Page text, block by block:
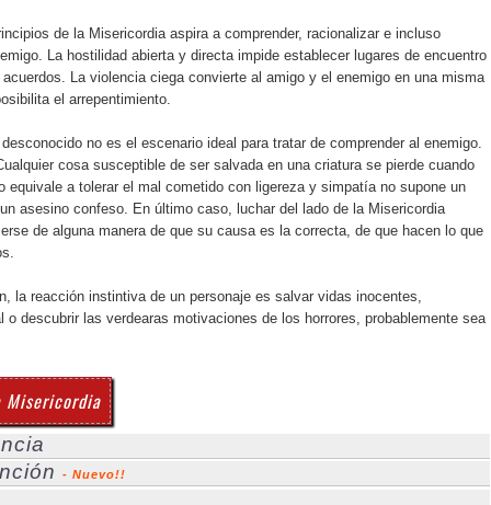
de la Misericordia aspira a comprender, racionalizar e incluso
La hostilidad abierta y directa impide establecer lugares de encuentro
La violencia ciega convierte al amigo y el enemigo en una misma
el arrepentimiento.
no es el escenario ideal para tratar de comprender al enemigo.
cosa susceptible de ser salvada en una criatura se pierde cuando
equivale a tolerar el mal cometido con ligereza y simpatía no supone un
asesino confeso. En último caso, luchar del lado de la Misericordia
de alguna manera de que su causa es la correcta, de que hacen lo que
la reacción instintiva de un personaje es salvar vidas inocentes,
o descubrir las verdearas motivaciones de los horrores, probablemente sea
Misericordia
- Nuevo!!